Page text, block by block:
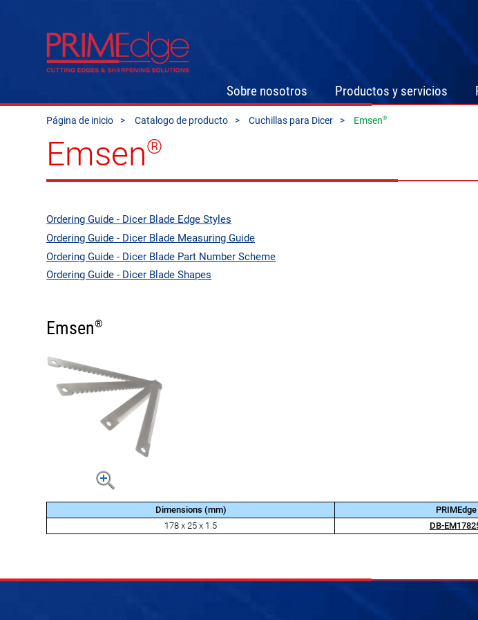
Sobre nosotros Productos y servicios
Página de inicio Catalogo de producto Cuchillas para Dicer Emsen®
Emsen®
Ordering Guide - Dicer Blade Edge Styles
Ordering Guide - Dicer Blade Measuring Guide
Ordering Guide - Dicer Blade Part Number Scheme
Ordering Guide - Dicer Blade Shapes
Emsen®
Dimensions (mm)
178 x 25 x 1.5
DB-